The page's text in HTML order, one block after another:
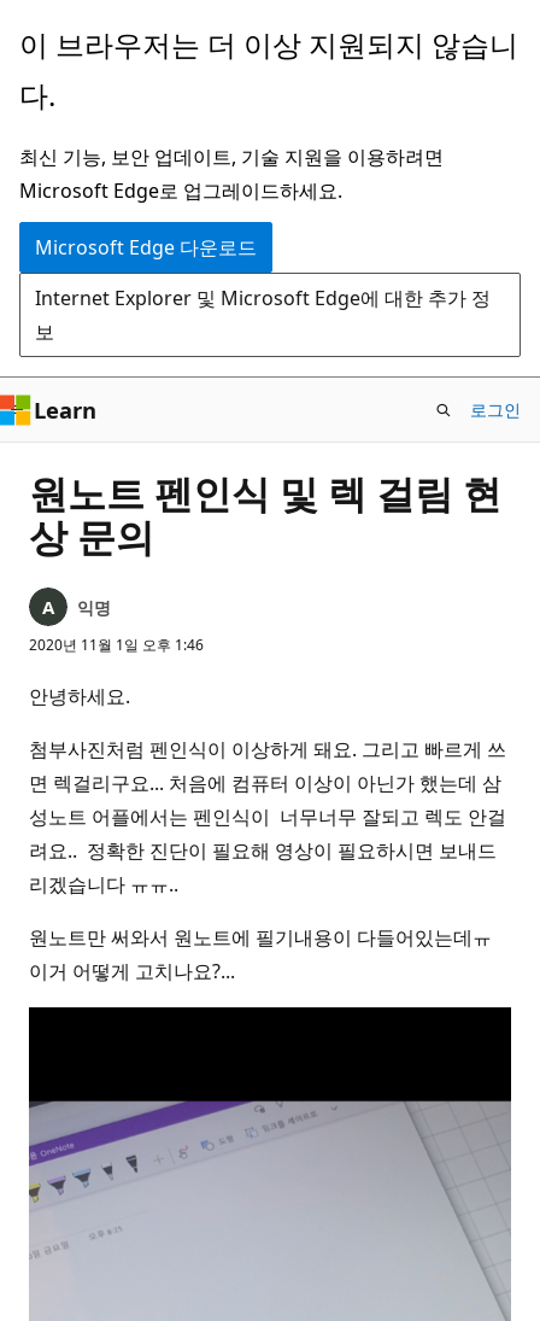
주
콘
츠
로
건
너
뛰
기
이 브라우저는 더 이상 지원되지 않습니
다.
최신 기능, 보안 업데이트, 기술 지원을 이용하려면
Microsoft Edge로 업그레이드하세요.
Microsoft Edge 다운로드
Internet Explorer 및 Microsoft Edge에 대한 추가 정
보
Learn 로그인
원노트 펜인식 및 렉 걸림 현
상 문의
익명
2020년 11월 1일 오후 1:46
안녕하세요.
첨부사진처럼 펜인식이 이상하게 돼요. 그리고 빠르게 쓰
면 렉걸리구요... 처음에 컴퓨터 이상이 아닌가 했는데 삼
성노트 어플에서는 펜인식이 너무너무 잘되고 렉도 안걸
려요.. 정확한 진단이 필요해 영상이 필요하시면 보내드
리겠습니다 ㅠㅠ..
원노트만 써와서 원노트에 필기내용이 다들어있는데ㅠ
이거 어떻게 고치나요?...